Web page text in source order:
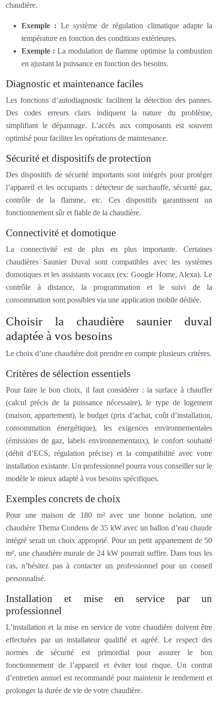
chaudière.
Exemple : Le système de régulation climatique adapte la
température en fonction des conditions extérieures.
Exemple :La modulation de flamme optimise la combustion
en ajustant la puissance en fonction des besoins.
Diagnostic et maintenance faciles
Les fonctions d’autodiagnostic facilitent la détection des pannes.
Des codes erreurs clairs indiquent la nature du problème,
simplifiant le dépannage. L’accès aux composants est souvent
optimisé pour faciliter les opérations de maintenance.
Sécurité et dispositifs de protection
Des dispositifs de sécurité importants sont intégrés pour protéger
l’appareil et les occupants : détecteur de surchauffe, sécurité gaz,
contrôle de la flamme, etc. Ces dispositifs garantissent un
fonctionnement sûr et fiable de la chaudière.
Connectivité et domotique
La connectivité est de plus en plus importante. Certaines
chaudières Saunier Duval sont compatibles avec les systèmes
domotiques et les assistants vocaux (ex: Google Home, Alexa). Le
contrôle à distance, la programmation et le suivi de la
consommation sont possibles via une application mobile dédiée.
Choisir la chaudière saunier duval
adaptée à vos besoins
Le choix d’une chaudière doit prendre en compte plusieurs critères.
Critères de sélection essentiels
Pour faire le bon choix, il faut considérer : la surface à chauffer
(calcul précis de la puissance nécessaire), le type de logement
(maison, appartement), le budget (prix d’achat, coût d’installation,
consommation énergétique), les exigences environnementales
(émissions de gaz, labels environnementaux), le confort souhaité
(débit d’ECS, régulation précise) et la compatibilité avec votre
installation existante. Un professionnel pourra vous conseiller sur le
modèle le mieux adapté à vos besoins spécifiques.
Exemples concrets de choix
Pour une maison de 180 m² avec une bonne isolation, une
chaudière Thema Condens de 35 kW avec un ballon d’eau chaude
intégré serait un choix approprié. Pour un petit appartement de 50
m², une chaudière murale de 24 kW pourrait suffire. Dans tous les
cas, n’hésitez pas à contacter un professionnel pour un conseil
personnalisé.
Installation et mise en service par un
professionnel
L’installation et la mise en service de votre chaudière doivent être
effectuées par un installateur qualifié et agréé. Le respect des
normes de sécurité est primordial pour assurer le bon
fonctionnement de l’appareil et éviter tout risque. Un contrat
d’entretien annuel est recommandé pour maintenir le rendement et
prolonger la durée de vie de votre chaudière.